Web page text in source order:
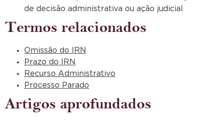
de decisão administrativa ou ação judicial
Termos relacionados
Omissão do IRN
Prazo do IRN
Recurso Administrativo
Processo Parado
Artigos aprofundados